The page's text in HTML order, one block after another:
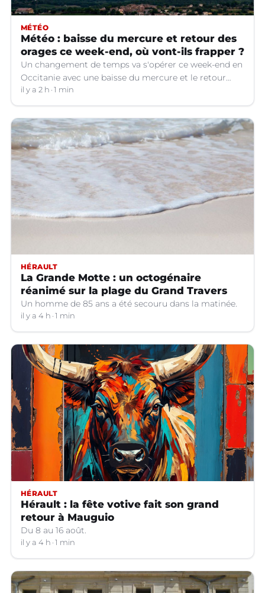
MÉTÉO
Météo : baisse du mercure et retour des
orages ce week-end, où vont-ils frapper ?
Un changement de temps va s'opérer ce week-end en
Occitanie avec une baisse du mercure et le retour
d'orages dans certains départements.
il y a 2 h 1 min
HÉRAULT
La Grande Motte : un octogénaire
réanimé sur la plage du Grand Travers
Un homme de 85 ans a été secouru dans la matinée.
il y a 4 h 1 min
HÉRAULT
Hérault : la fête votive fait son grand
retour à Mauguio
Du 8 au 16 août.
il y a 4 h 1 min